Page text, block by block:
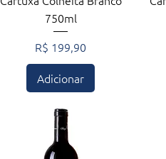
750ml
Preço
R$ 199,90
Adicionar